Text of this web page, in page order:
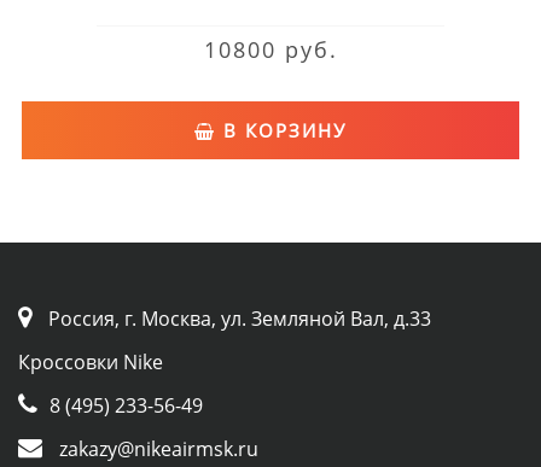
10800 руб.
В КОРЗИНУ
Россия, г. Москва, ул. Земляной Вал, д.33
Кроссовки Nike
8 (495) 233-56-49
zakazy@nikeairmsk.ru